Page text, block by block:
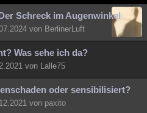
Schreck im Augenwinkel
von BerlinerLuft
Was sehe ich da?
von Lalle75
oder sensibilisiert?
von paxito